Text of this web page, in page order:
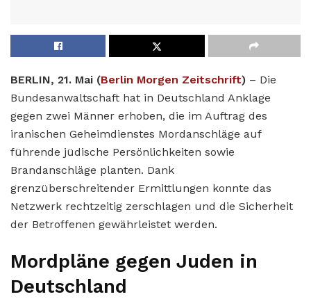
BERLIN, 21. Mai (Berlin Morgen Zeitschrift) – Die
Bundesanwaltschaft hat in Deutschland Anklage
gegen zwei Männer erhoben, die im Auftrag des
iranischen Geheimdienstes Mordanschläge auf
führende jüdische Persönlichkeiten sowie
Brandanschläge planten. Dank
grenzüberschreitender Ermittlungen konnte das
Netzwerk rechtzeitig zerschlagen und die Sicherheit
der Betroffenen gewährleistet werden.
Mordpläne gegen Juden in
Deutschland